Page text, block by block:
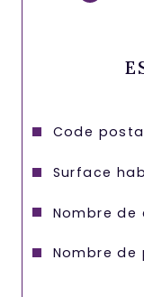
Caractéristiques
Code
Surface
Nombre de
Nombre de